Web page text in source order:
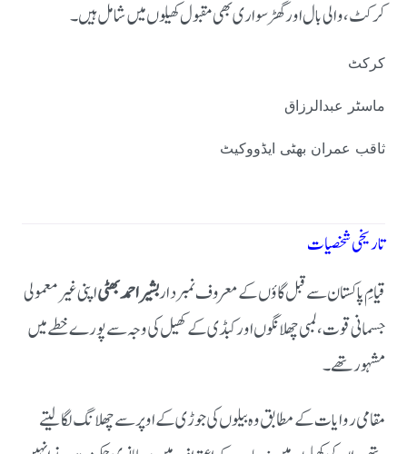
کرکٹ، والی بال اور گھڑ سواری بھی مقبول کھیلوں میں شامل ہیں۔
کرکٹ
ماسٹر عبدالرزاق
ثاقب عمران بھٹی ایڈووکیٹ
تاریخی شخصیات
قیامِ پاکستان سے قبل گاؤں کے معروف نمبرداربشیر احمد بھٹیاپنی غیر معمولی
جسمانی قوت، لمبی چھلانگوں اور کبڈی کے کھیل کی وجہ سے پورے خطے میں
مشہور تھے۔
مقامی روایات کے مطابق وہ بیلوں کی جوڑی کے اوپر سے چھلانگ لگا لیتے